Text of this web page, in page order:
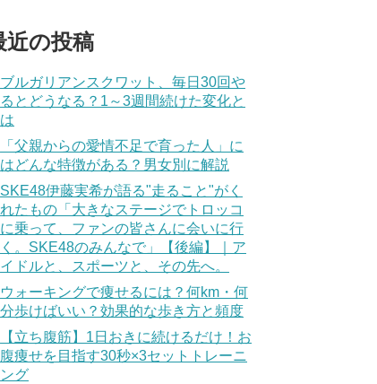
近の投稿
ブルガリアンスクワット、毎日30回や
るとどうなる？1～3週間続けた変化と
は
「父親からの愛情不足で育った人」に
はどんな特徴がある？男女別に解説
SKE48伊藤実希が語る"走ること"がく
れたもの「大きなステージでトロッコ
に乗って、ファンの皆さんに会いに行
く。SKE48のみんなで」【後編】｜ア
イドルと、スポーツと、その先へ。
ウォーキングで痩せるには？何km・何
分歩けばいい？効果的な歩き方と頻度
【立ち腹筋】1日おきに続けるだけ！お
腹痩せを目指す30秒×3セットトレーニ
ング